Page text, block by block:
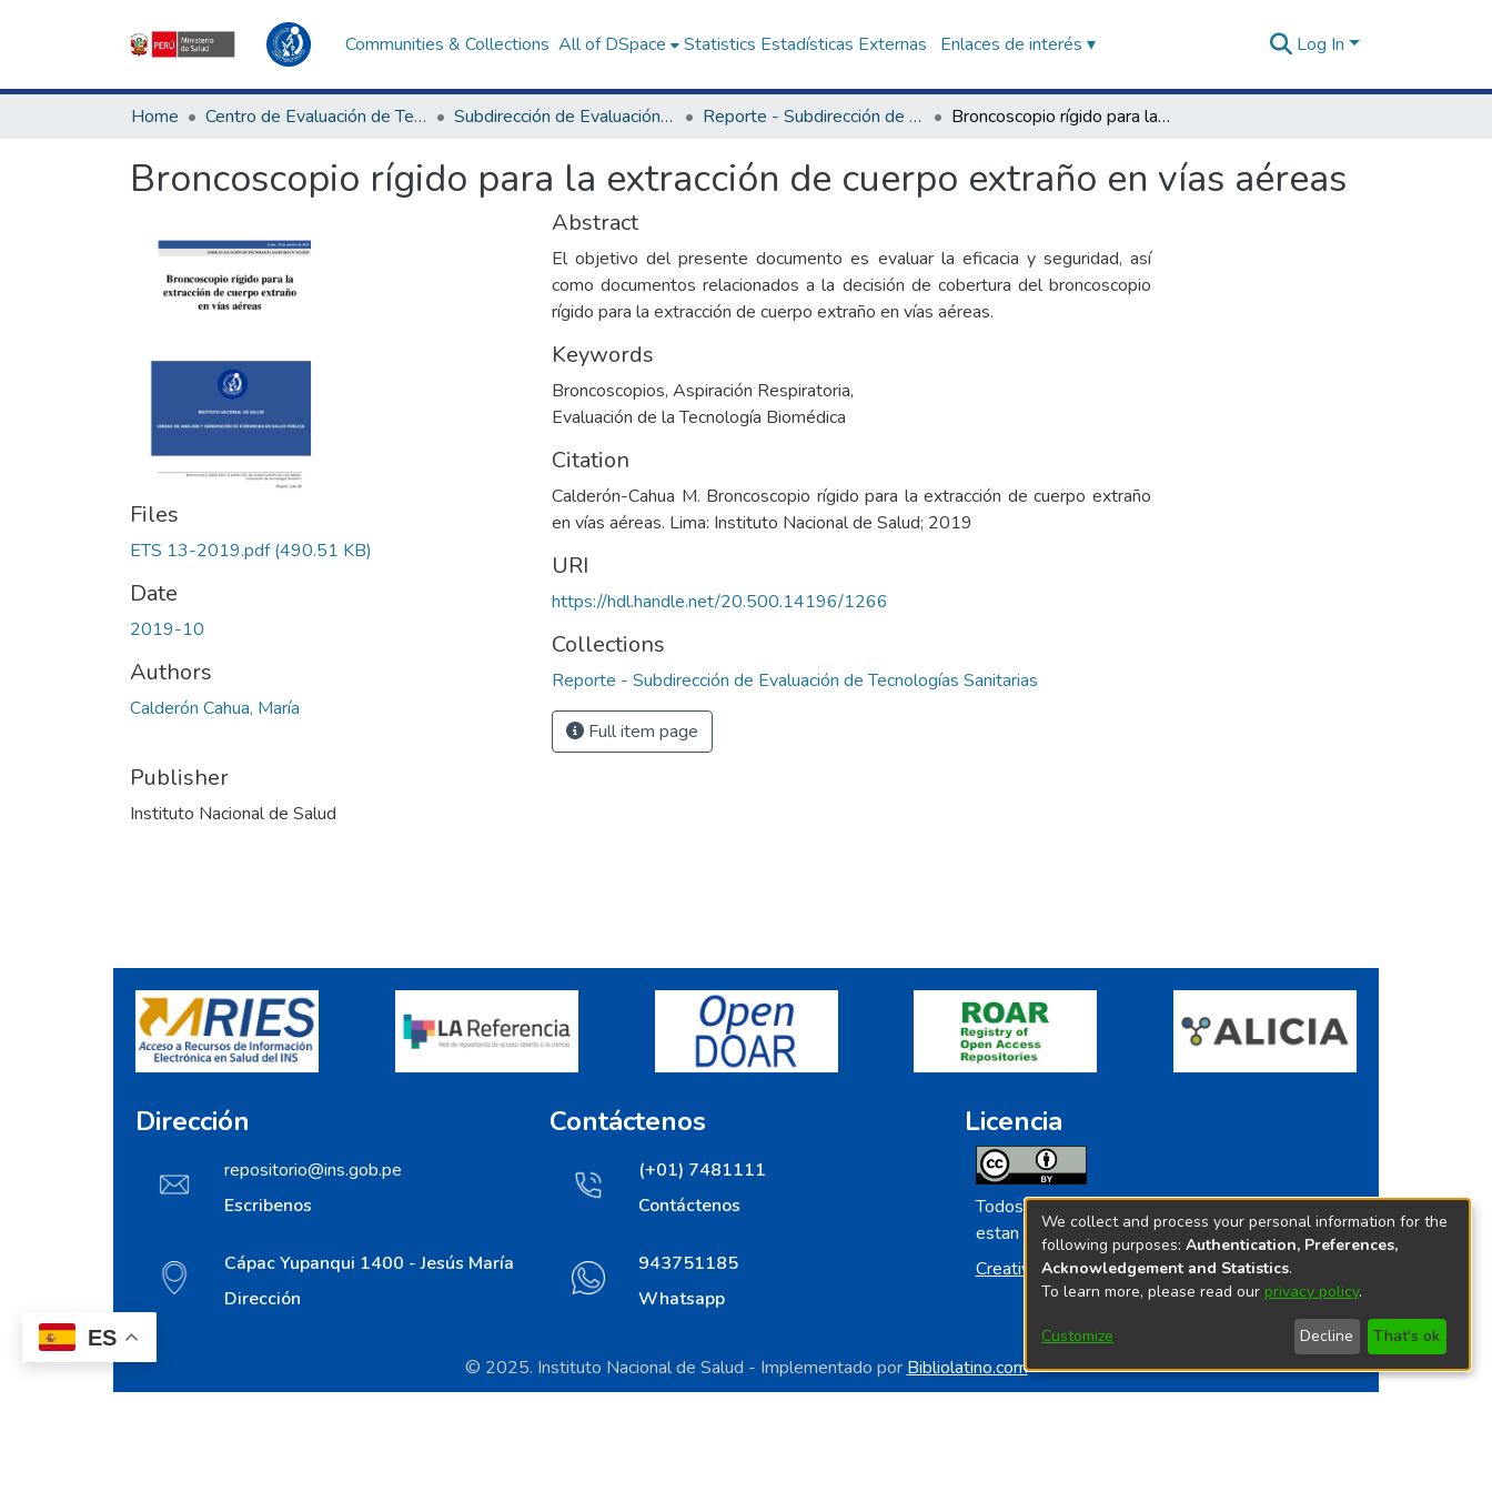
ES
Communities & Collections All of DSpace Statistics Estadísticas Externas Enlaces de interés ▾ Log In
Home Centro de Evaluación de Tecnologías en Salud Subdirección de Evaluación de Tecnologías Sanitarias Reporte - Subdirección de Evaluación de Tecnologías Sanitarias Broncoscopio rígido para la extracción de cuerpo extraño en vías aéreas
Broncoscopio rígido para la extracción de cuerpo extraño en vías aéreas
Files
ETS 13-2019.pdf(490.51 KB)
Date
2019-10
Authors
Calderón Cahua, María
Publisher
Instituto Nacional de Salud
Abstract
El objetivo del presente documento es evaluar la eficacia y seguridad, así
como documentos relacionados a la decisión de cobertura del broncoscopio
rígido para la extracción de cuerpo extraño en vías aéreas.
Keywords
Broncoscopios, Aspiración Respiratoria,
Evaluación de la Tecnología Biomédica
Citation
Calderón-Cahua M. Broncoscopio rígido para la extracción de cuerpo extraño
en vías aéreas. Lima: Instituto Nacional de Salud; 2019
URI
https://hdl.handle.net/20.500.14196/1266
Collections
Reporte - Subdirección de Evaluación de Tecnologías Sanitarias
Full item page
Dirección
repositorio@ins.gob.pe
Escribenos
Cápac Yupanqui 1400 - Jesús María
Dirección
Contáctenos
(+01) 7481111
Contáctenos
943751185
Whatsapp
Licencia
Todos los contenidos de repositorio.ins.gob.pe
estan licenciados bajo
Creative Commoms License
© 2025. Instituto Nacional de Salud - Implementado por Bibliolatino.com
We collect and process your personal information for the
following purposes: Authentication, Preferences,
Acknowledgement and Statistics.
To learn more, please read our privacy policy.
Customize Decline That's ok